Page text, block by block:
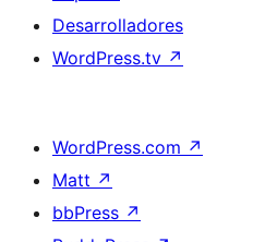
Desarrolladores
WordPress.tv ↗
WordPress.com ↗
Matt ↗
bbPress ↗